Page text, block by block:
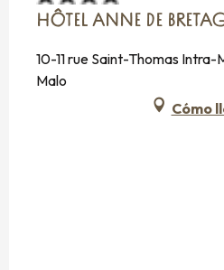
HÔTEL ANNE DE
10-11 rue Saint-Thomas
Malo
Cómo